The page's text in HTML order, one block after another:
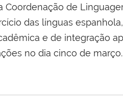
Coordenação de
das línguas
e de integração
no dia cinco de março.